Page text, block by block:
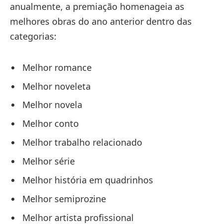
anualmente, a premiação homenageia as
melhores obras do ano anterior dentro das
categorias:
Melhor romance
Melhor noveleta
Melhor novela
Melhor conto
Melhor trabalho relacionado
Melhor série
Melhor história em quadrinhos
Melhor semiprozine
Melhor artista profissional